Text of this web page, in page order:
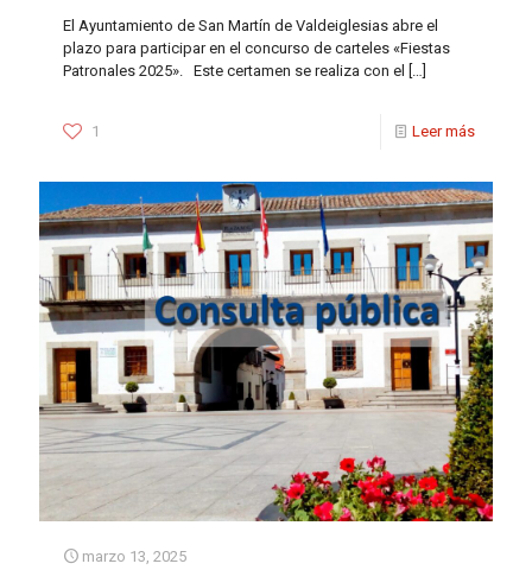
El Ayuntamiento de San Martín de Valdeiglesias abre el
plazo para participar en el concurso de carteles «Fiestas
Patronales 2025». Este certamen se realiza con el […]
1 Leer más
marzo 13, 2025